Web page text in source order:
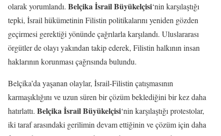
olarak yorumlandı. Belçika İsrail Büyükelçisi‘nin karşılaştığı
tepki, İsrail hükümetinin Filistin politikalarını yeniden gözden
geçirmesi gerektiği yönünde çağrılarla karşılandı. Uluslararası
örgütler de olayı yakından takip ederek, Filistin halkının insan
haklarının korunması çağrısında bulundu.
Belçika’da yaşanan olaylar, İsrail-Filistin çatışmasının
karmaşıklığını ve uzun süren bir çözüm beklediğini bir kez daha
hatırlattı. Belçika İsrail Büyükelçisi‘nin karşılaştığı protestolar,
iki taraf arasındaki gerilimin devam ettiğinin ve çözüm için daha